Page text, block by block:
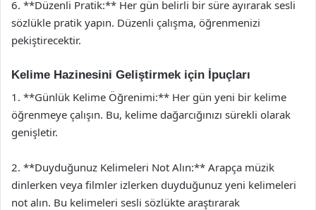
6. **Düzenli Pratik:** Her gün belirli bir süre ayırarak sesli
sözlükle pratik yapın. Düzenli çalışma, öğrenmenizi
pekiştirecektir.
Kelime Hazinesini Geliştirmek için İpuçları
1. **Günlük Kelime Öğrenimi:** Her gün yeni bir kelime
öğrenmeye çalışın. Bu, kelime dağarcığınızı sürekli olarak
genişletir.
2. **Duyduğunuz Kelimeleri Not Alın:** Arapça müzik
dinlerken veya filmler izlerken duyduğunuz yeni kelimeleri
not alın. Bu kelimeleri sesli sözlükte araştırarak